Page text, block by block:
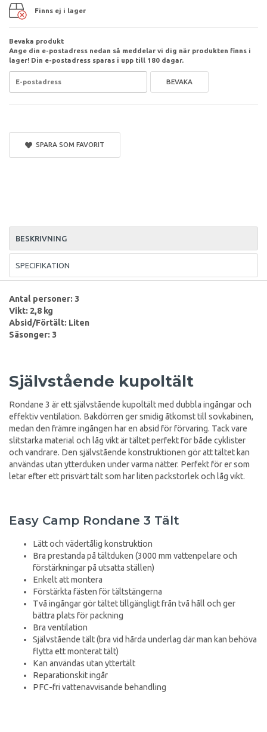
Finns ej i lager
Bevaka produkt
Ange din e-postadress nedan så meddelar vi dig när produkten finns i
lager! Din e-postadress sparas i upp till 180 dagar.
BEVAKA
SPARA SOM FAVORIT
BESKRIVNING
SPECIFIKATION
Antal personer: 3
Vikt: 2,8 kg
Absid/Förtält: Liten
Säsonger: 3
Självstående kupoltält
Rondane 3 är ett självstående kupoltält med dubbla ingångar och
effektiv ventilation. Bakdörren ger smidig åtkomst till sovkabinen,
medan den främre ingången har en absid för förvaring. Tack vare
slitstarka material och låg vikt är tältet perfekt för både cyklister
och vandrare. Den självstående konstruktionen gör att tältet kan
användas utan ytterduken under varma nätter. Perfekt för er som
letar efter ett prisvärt tält som har liten packstorlek och låg vikt.
Easy Camp Rondane 3 Tält
Lätt och vädertålig konstruktion
Bra prestanda på tältduken (3000 mm vattenpelare och
förstärkningar på utsatta ställen)
Enkelt att montera
Förstärkta fästen för tältstängerna
Två ingångar gör tältet tillgängligt från två håll och ger
bättra plats för packning
Bra ventilation
Självstående tält (bra vid hårda underlag där man kan behöva
flytta ett monterat tält)
Kan användas utan yttertält
Reparationskit ingår
PFC-fri vattenavvisande behandling